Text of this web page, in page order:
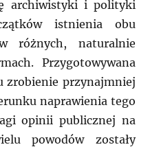
archiwistyki i polityki
istnienia obu
różnych, naturalnie
Przygotowywana
zrobienie przynajmniej
naprawienia tego
opinii publicznej na
powodów zostały